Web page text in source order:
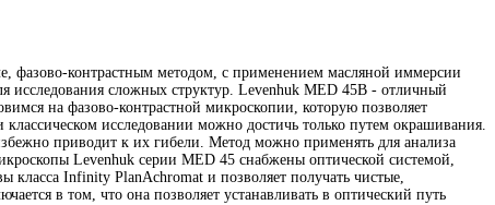
фазово-контрастным методом, с применением масляной иммерсии
исследования сложных структур. Levenhuk MED 45B - отличный
на фазово-контрастной микроскопии, которую позволяет
исследовании можно достичь только путем окрашивания.
приводит к их гибели. Метод можно применять для анализа
Levenhuk серии MED 45 снабжены оптической системой,
класса Infinity PlanAchromat и позволяет получать чистые,
в том, что она позволяет устанавливать в оптический путь